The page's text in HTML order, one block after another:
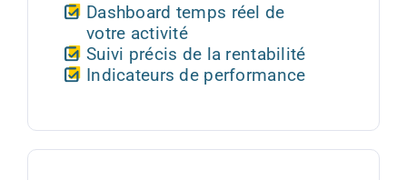
Dashboard temps réel de
votre activité
Suivi précis de la rentabilité
Indicateurs de performance